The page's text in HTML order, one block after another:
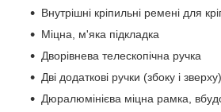
Внутрішні кріпильні ремені для
Міцна, м'яка підкладка
Дворівнева телескопічна ручка
Дві додаткові ручки (збоку і зверху)
Дюралюмінієва міцна рамка,